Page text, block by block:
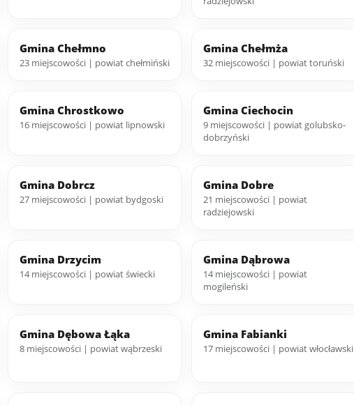
Gmina Chełmno
23 miejscowości | powiat chełmiński
Gmina Chełmża
32 miejscowości | powiat toruński
Gmina Chrostkowo
16 miejscowości | powiat lipnowski
Gmina Ciechocin
9 miejscowości | powiat golubsko-
dobrzyński
Gmina Dobrcz
27 miejscowości | powiat bydgoski
Gmina Dobre
21 miejscowości | powiat
radziejowski
Gmina Drzycim
14 miejscowości | powiat świecki
Gmina Dąbrowa
14 miejscowości | powiat
mogileński
Gmina Dębowa Łąka
8 miejscowości | powiat wąbrzeski
Gmina Fabianki
17 miejscowości | powiat włocławski